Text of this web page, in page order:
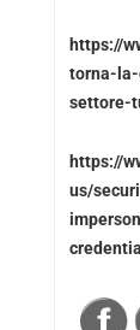
https://
torna-
settore-
https://
us/